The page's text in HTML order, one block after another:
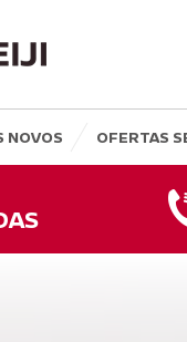
NOVOS OFERTAS